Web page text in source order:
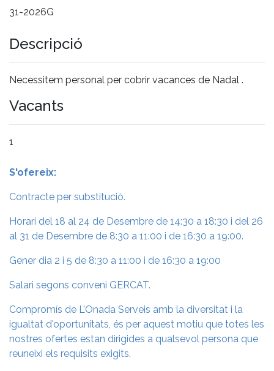
31-2026G
Descripció
Necessitem personal per cobrir vacances de Nadal .
Vacants
1
S'ofereix:
Contracte per substitució.
Horari del 18 al 24 de Desembre de 14:30 a 18:30 i del 26
al 31 de Desembre de 8:30 a 11:00 i de 16:30 a 19:00.
Gener dia 2 i 5 de 8:30 a 11:00 i de 16:30 a 19:00
Salari segons conveni GERCAT.
Compromís de L’Onada Serveis amb la diversitat i la
igualtat d'oportunitats, és per aquest motiu que totes les
nostres ofertes estan dirigides a qualsevol persona que
reuneixi els requisits exigits.